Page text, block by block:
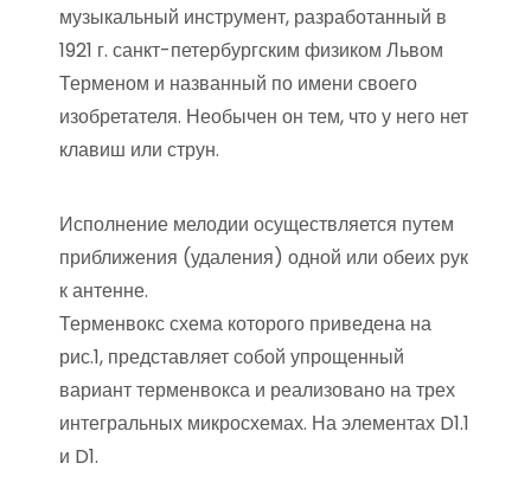
музыкальный инструмент, разработанный в
1921 г. санкт-петербургским физиком Львом
Терменом и названный по имени своего
изобретателя. Необычен он тем, что у него нет
клавиш или струн.
Исполнение мелодии осуществляется путем
приближения (удаления) одной или обеих рук
к антенне.
Терменвокс схема которого приведена на
рис.1, представляет собой упрощенный
вариант терменвокса и реализовано на трех
интегральных микросхемах. На элементах D1.1
и D1.